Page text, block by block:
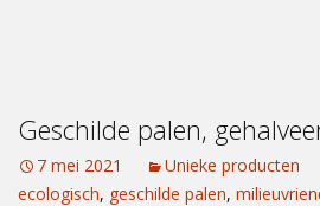
Geschilde palen,
7 mei 2021 Unieke producten
ecologisch, geschilde palen,